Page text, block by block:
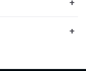
Sie echten Nutzen +
Ihr Team+